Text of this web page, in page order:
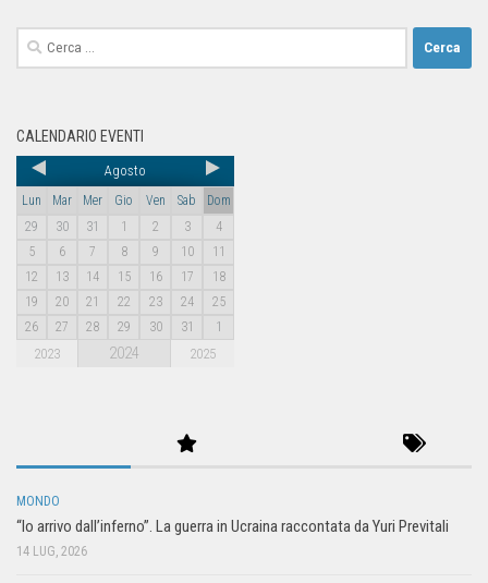
CALENDARIO EVENTI
Agosto
Lun Mar Mer Gio Ven Sab
Dom
29
30 31 1 2 3
4
5
6 7 8 9 10
11
12
13 14 15 16 17
18
19
20 21 22 23 24
25
26
27 28 29 30 31 1
2023 2024 2025
MONDO
“Io arrivo dall’inferno”. La guerra in Ucraina raccontata da Yuri Previtali
14 LUG, 2026